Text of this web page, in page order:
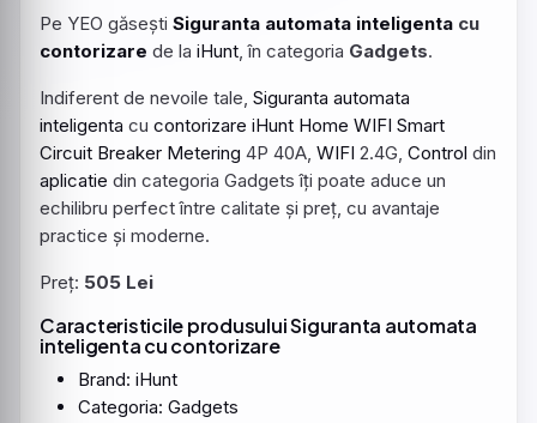
Pe YEO găsești Siguranta automata inteligenta cu
contorizare de la iHunt, în categoria Gadgets.
Indiferent de nevoile tale, Siguranta automata
inteligenta cu contorizare iHunt Home WIFI Smart
Circuit Breaker Metering 4P 40A, WIFI 2.4G, Control din
aplicatie din categoria Gadgets îți poate aduce un
echilibru perfect între calitate și preț, cu avantaje
practice și moderne.
Preț: 505 Lei
Caracteristicile produsului Siguranta automata
inteligenta cu contorizare
Brand: iHunt
Categoria: Gadgets